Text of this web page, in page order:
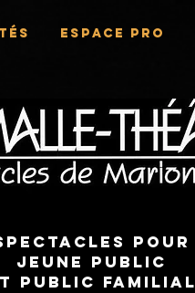
Espace Pro
pour
jeune public
public familial